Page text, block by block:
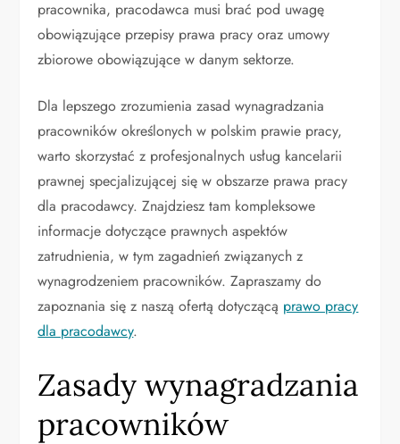
pracownika, pracodawca musi brać pod uwagę
obowiązujące przepisy prawa pracy oraz umowy
zbiorowe obowiązujące w danym sektorze.
Dla lepszego zrozumienia zasad wynagradzania
pracowników określonych w polskim prawie pracy,
warto skorzystać z profesjonalnych usług kancelarii
prawnej specjalizującej się w obszarze prawa pracy
dla pracodawcy. Znajdziesz tam kompleksowe
informacje dotyczące prawnych aspektów
zatrudnienia, w tym zagadnień związanych z
wynagrodzeniem pracowników. Zapraszamy do
zapoznania się z naszą ofertą dotyczącą prawo pracy
dla pracodawcy.
Zasady wynagradzania
pracowników